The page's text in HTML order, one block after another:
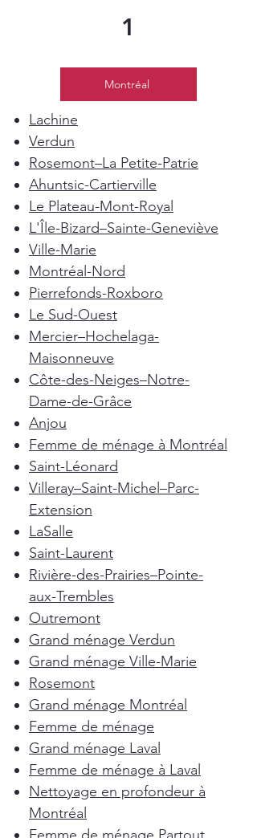
1
Montréal
Lachine
Verdun
Rosemont–La Petite-Patrie
Ahuntsic-Cartierville
Le Plateau-Mont-Royal
L'Île-Bizard–Sainte-Geneviève
Ville-Marie
Montréal-Nord
Pierrefonds-Roxboro
Le Sud-Ouest
Mercier–Hochelaga-
Maisonneuve
Côte-des-Neiges–Notre-
Dame-de-Grâce
Anjou
Femme de ménage à Montréal
Saint-Léonard
Villeray–Saint-Michel–Parc-
Extension
LaSalle
Saint-Laurent
Rivière-des-Prairies–Pointe-
aux-Trembles
Outremont
Grand ménage Verdun
Grand ménage Ville-Marie
Rosemont
Grand ménage Montréal
Femme de ménage
Grand ménage Laval
Femme de ménage à Laval
Nettoyage en profondeur à
Montréal